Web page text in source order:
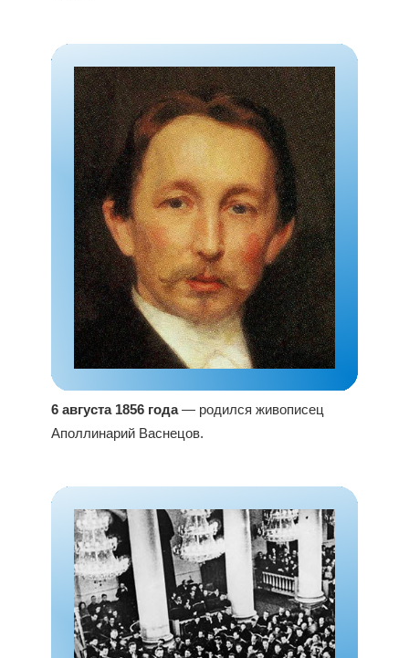
6 августа 1856 года— родился живописец
Аполлинарий Васнецов.